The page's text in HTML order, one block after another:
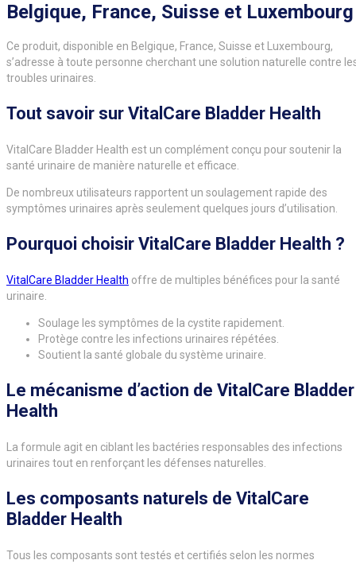
Belgique, France, Suisse et Luxembourg
Ce produit, disponible en Belgique, France, Suisse et Luxembourg,
s’adresse à toute personne cherchant une solution naturelle contre
troubles urinaires.
Tout savoir sur VitalCare Bladder Health
VitalCare Bladder Health est un complément conçu pour soutenir la
santé urinaire de manière naturelle et efficace.
De nombreux utilisateurs rapportent un soulagement rapide des
symptômes urinaires après seulement quelques jours d’utilisation.
Pourquoi choisir VitalCare Bladder Health ?
VitalCare Bladder Health offre de multiples bénéfices pour la santé
urinaire.
Soulage les symptômes de la cystite rapidement.
Protège contre les infections urinaires répétées.
Soutient la santé globale du système urinaire.
Le mécanisme d’action de VitalCare Bladder
Health
La formule agit en ciblant les bactéries responsables des infections
urinaires tout en renforçant les défenses naturelles.
Les composants naturels de VitalCare
Bladder Health
Tous les composants sont testés et certifiés selon les normes